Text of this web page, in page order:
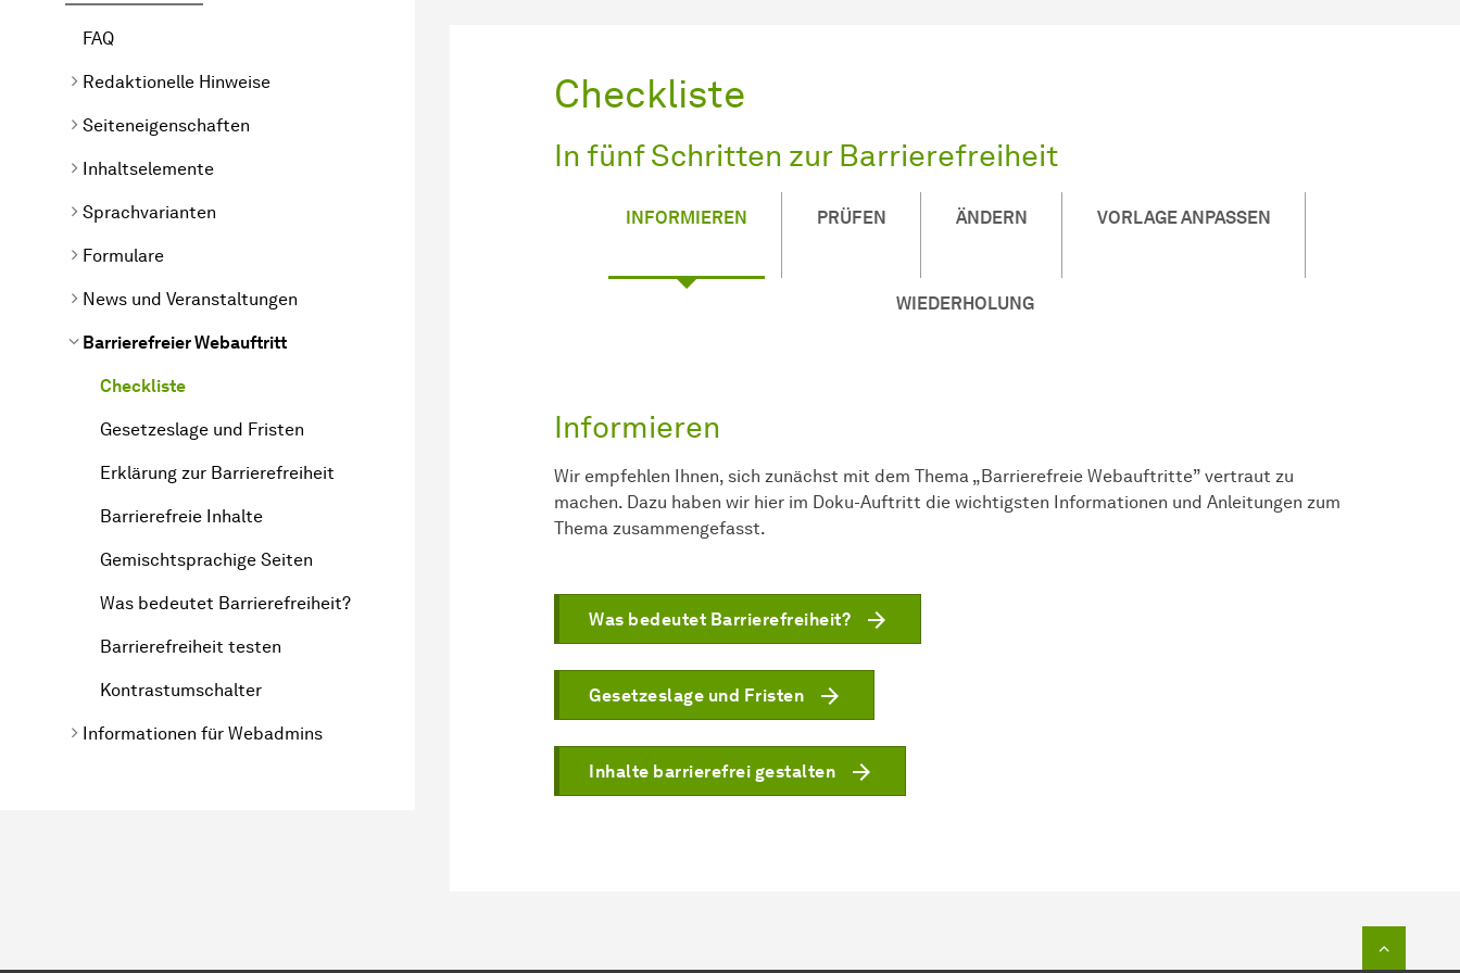
FAQ
Redaktionelle Hinweise
Seiteneigenschaften
Inhaltselemente
Sprachvarianten
Formulare
News und Veranstaltungen
Barrierefreier Webauftritt
Checkliste
Gesetzeslage und Fristen
Erklärung zur Barrierefreiheit
Barrierefreie Inhalte
Gemischtsprachige Seiten
Was bedeutet Barrierefreiheit?
Barrierefreiheit testen
Kontrastumschalter
Informationen für Webadmins
Checkliste
In fünf Schritten zur Barrierefreiheit
INFORMIEREN PRÜFEN ÄNDERN VORLAGE ANPASSEN
WIEDERHOLUNG
Informieren
Wir empfehlen Ihnen, sich zunächst mit dem Thema „Barrierefreie Webauftritte” vertraut zu
machen. Dazu haben wir hier im Doku-Auftritt die wichtigsten Informationen und Anleitungen zum
Thema zusammengefasst.
Was bedeutet Bar­ri­e­re­frei­heit?
Gesetzeslage und Fristen
Inhalte barrierefrei gestalten